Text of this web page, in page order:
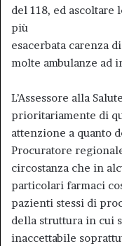
del 118, ed ascoltare
più
esacerbata carenza
molte ambulanze ad
L’Assessore alla
prioritariamente di
attenzione a quanto
Procuratore
circostanza che in
particolari farmaci
pazienti stessi di
della struttura in cui
inaccettabile